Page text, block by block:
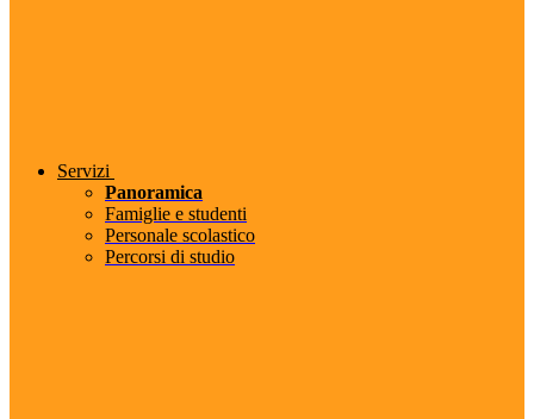
Servizi
Panoramica
Famiglie e studenti
Personale scolastico
Percorsi di studio